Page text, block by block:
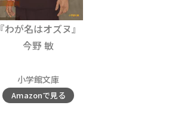
『わが名はオズヌ』
今野 敏
小学館文庫
Amazonで見る